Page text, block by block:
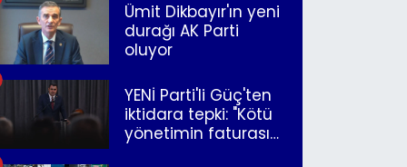
Ümit Dikbayır'ın yeni
durağı AK Parti
oluyor
YENİ Parti'li Güç'ten
iktidara tepki: "Kötü
yönetimin faturasını